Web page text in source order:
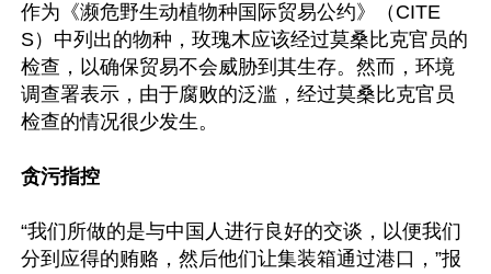
作为《濒危野生动植物种国际贸易公约》（CITE
S）中列出的物种，玫瑰木应该经过莫桑比克官员的
检查，以确保贸易不会威胁到其生存。然而，环境
调查署表示，由于腐败的泛滥，经过莫桑比克官员
检查的情况很少发生。
贪污指控
“我们所做的是与中国人进行良好的交谈，以便我们
分到应得的贿赂，然后他们让集装箱通过港口，”报